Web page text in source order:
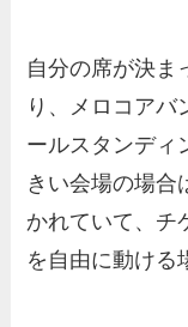
自分の席が決ま
り、メロコアバ
ールスタンディ
きい会場の場合
かれていて、チ
を自由に動ける